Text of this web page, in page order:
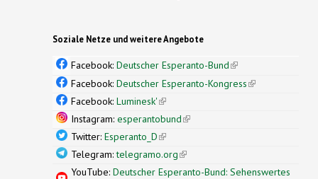
Soziale Netze und weitere Angebote
Facebook: Deutscher Esperanto-Bund(link is
external)
Facebook: Deutscher Esperanto-Kongress(link is
Facebook: Luminesk'(link is external)
Instagram: esperantobund(link is external)
Twitter: Esperanto_D(link is external)
Telegram:telegramo.org(link is external)
YouTube: Deutscher Esperanto-Bund: Sehenswertes